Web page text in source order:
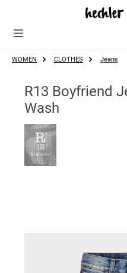
Zum Hauptinhalt springen
WOMEN CLOTHES Jeans
R13 Boyfriend
Wash